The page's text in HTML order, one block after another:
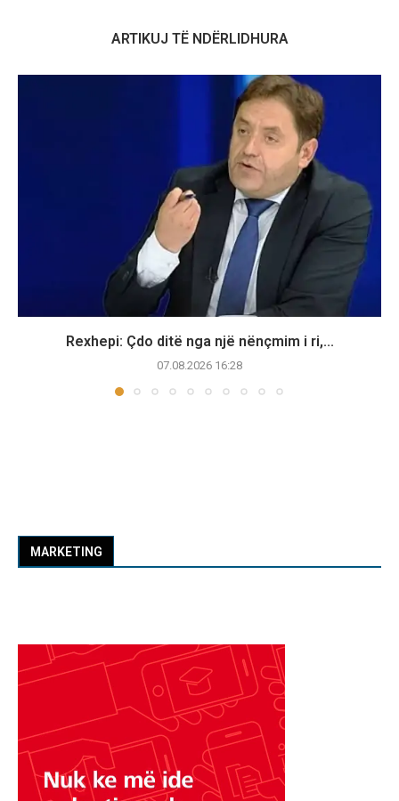
ARTIKUJ TË NDËRLIDHURA
Rexhepi: Çdo ditë nga një nënçmim i ri,...
07.08.2026 16:28
MARKETING